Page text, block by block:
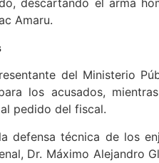
descartando el arma
Amaru.
del Ministerio
los acusados,
pedido del fiscal.
defensa técnica de los
Dr. Máximo Alejandro